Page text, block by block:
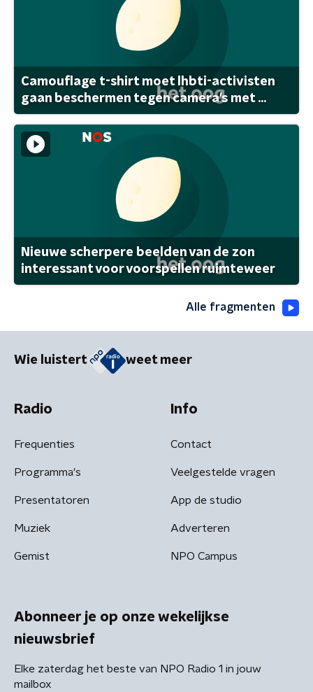
Camouflage t-shirt moet lhbti-activisten
gaan beschermen tegen camera's met ...
Nieuwe scherpere beelden van de zon
interessant voor voorspellen ruimteweer
Alle fragmenten
Wie luistert weet meer
Radio
Frequenties
Programma's
Presentatoren
Muziek
Gemist
Info
Contact
Veelgestelde vragen
App de studio
Adverteren
NPO Campus
Abonneer je op onze wekelijkse
nieuwsbrief
Elke zaterdag het beste van NPO Radio 1 in jouw
mailbox